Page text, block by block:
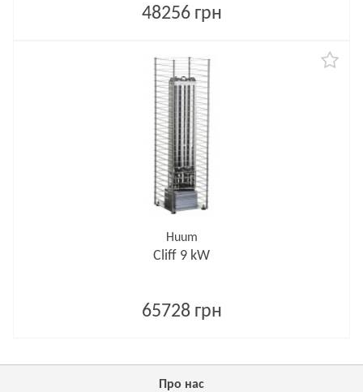
48256 грн
Huum
Cliff 9 kW
65728 грн
Про нас